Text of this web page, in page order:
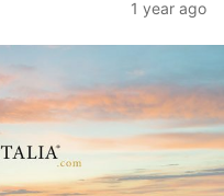
1 year ago